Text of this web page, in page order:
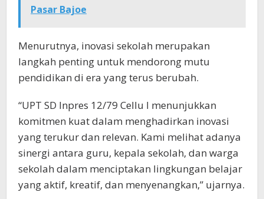
Pasar Bajoe
Menurutnya, inovasi sekolah merupakan
langkah penting untuk mendorong mutu
pendidikan di era yang terus berubah.
“UPT SD Inpres 12/79 Cellu I menunjukkan
komitmen kuat dalam menghadirkan inovasi
yang terukur dan relevan. Kami melihat adanya
sinergi antara guru, kepala sekolah, dan warga
sekolah dalam menciptakan lingkungan belajar
yang aktif, kreatif, dan menyenangkan,” ujarnya.